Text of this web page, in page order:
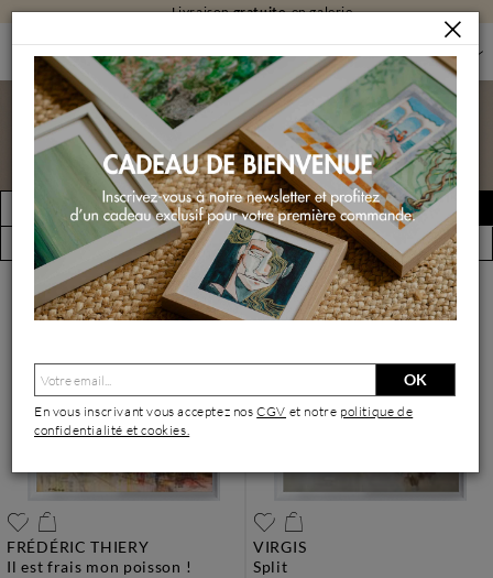
Livraisongratuiteen galerie
PEINTURES
Peintures
FILTRER
(1999 œuvres)
Créer une alerte
Vue par artiste
FRÉDÉRIC THIERY
il est frais mon poisson !
VIRGIS
split
OK
En vous inscrivant vous acceptez nosCGV et notre politique de
confidentialité et cookies.